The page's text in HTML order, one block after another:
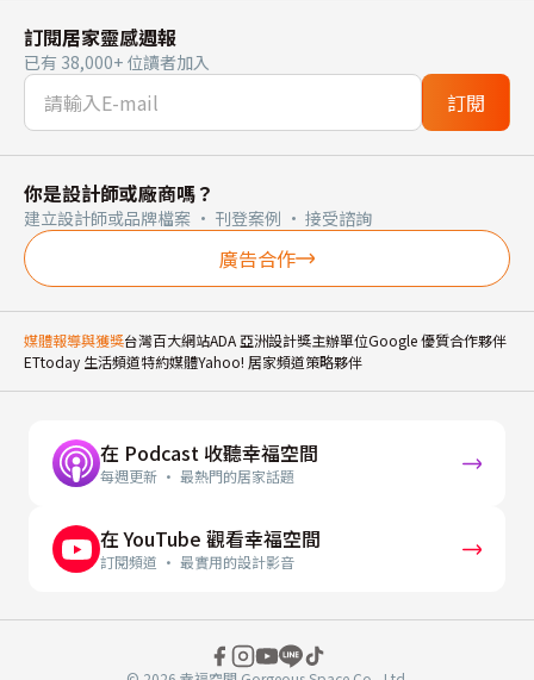
訂閱居家靈感週報
已有 38,000+ 位讀者加入
訂閱
你是設計師或廠商嗎？
建立設計師或品牌檔案 · 刊登案例 · 接受諮詢
廣告合作
媒體報導與獲獎台灣百大網站ADA 亞洲設計獎主辦單位Google 優質合作夥伴
ETtoday 生活頻道特約媒體Yahoo! 居家頻道策略夥伴
在 Podcast 收聽幸福空間
每週更新 · 最熱門的居家話題
在 YouTube 觀看幸福空間
訂閱頻道 · 最實用的設計影音